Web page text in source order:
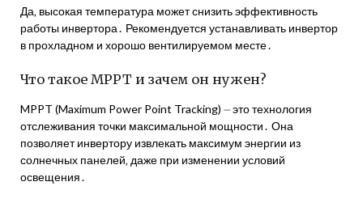
Да‚ высокая температура может снизить эффективность
работы инвертора․ Рекомендуется устанавливать инвертор
в прохладном и хорошо вентилируемом месте․
Что такое MPPT и зачем он нужен?
MPPT (Maximum Power Point Tracking) ⏤ это технология
отслеживания точки максимальной мощности․ Она
позволяет инвертору извлекать максимум энергии из
солнечных панелей‚ даже при изменении условий
освещения․